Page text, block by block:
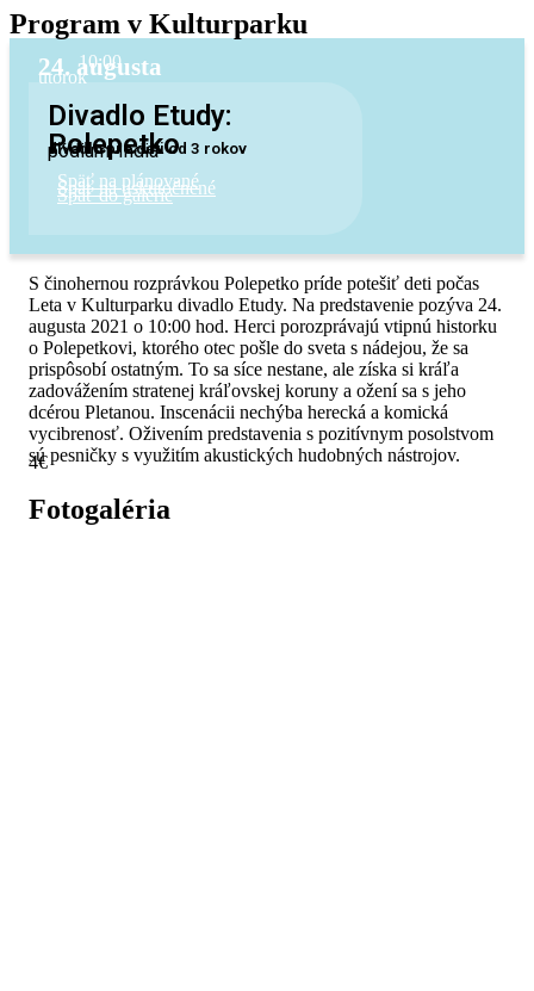
Program v Kulturparku
utorok
24. augusta
10:00
Divadlo Etudy:
Polepetko
divadlo pre deti od 3 rokov
pódium: India
Späť na plánované
Späť na uskutočnené
Späť do galérie
S činohernou rozprávkou Polepetko príde potešiť deti počas
Leta v Kulturparku divadlo Etudy. Na predstavenie pozýva 24.
augusta 2021 o 10:00 hod. Herci porozprávajú vtipnú historku
o Polepetkovi, ktorého otec pošle do sveta s nádejou, že sa
prispôsobí ostatným. To sa síce nestane, ale získa si kráľa
zadovážením stratenej kráľovskej koruny a ožení sa s jeho
dcérou Pletanou. Inscenácii nechýba herecká a komická
vycibrenosť. Oživením predstavenia s pozitívnym posolstvom
sú pesničky s využitím akustických hudobných nástrojov.
4€
Fotogaléria